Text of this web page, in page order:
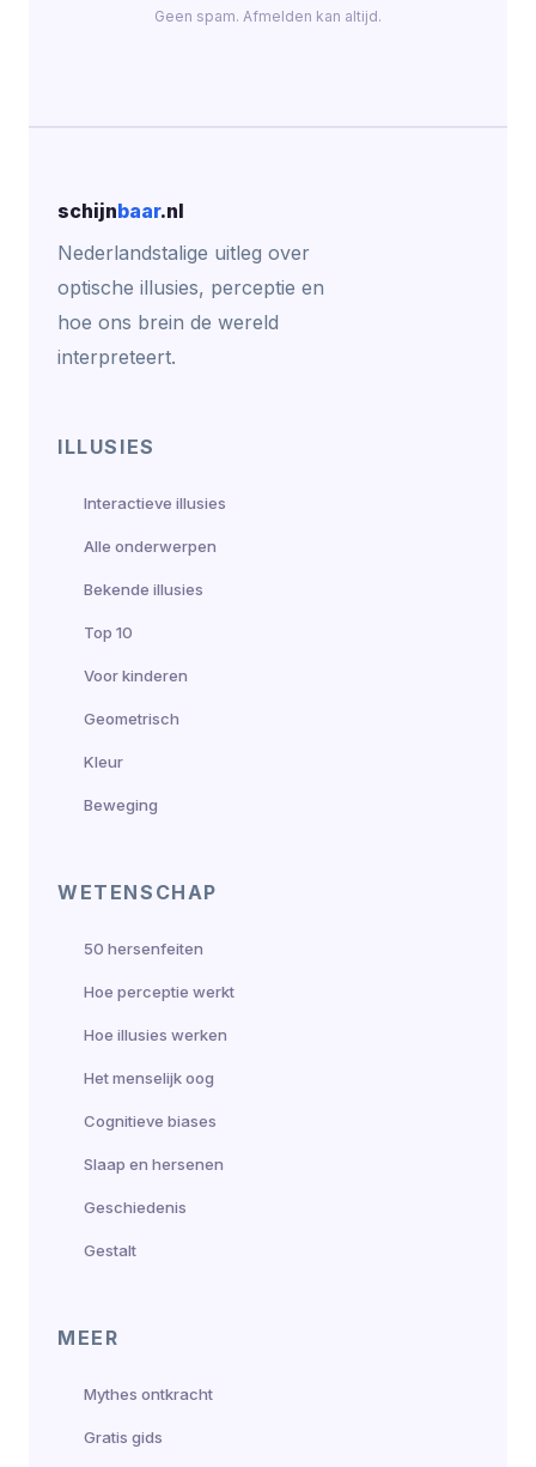
Geen spam. Afmelden kan altijd.
schijnbaar.nl
Nederlandstalige uitleg over
optische illusies, perceptie en
hoe ons brein de wereld
interpreteert.
ILLUSIES
Interactieve illusies
Alle onderwerpen
Bekende illusies
Top 10
Voor kinderen
Geometrisch
Kleur
Beweging
WETENSCHAP
50 hersenfeiten
Hoe perceptie werkt
Hoe illusies werken
Het menselijk oog
Cognitieve biases
Slaap en hersenen
Geschiedenis
Gestalt
MEER
Mythes ontkracht
Gratis gids